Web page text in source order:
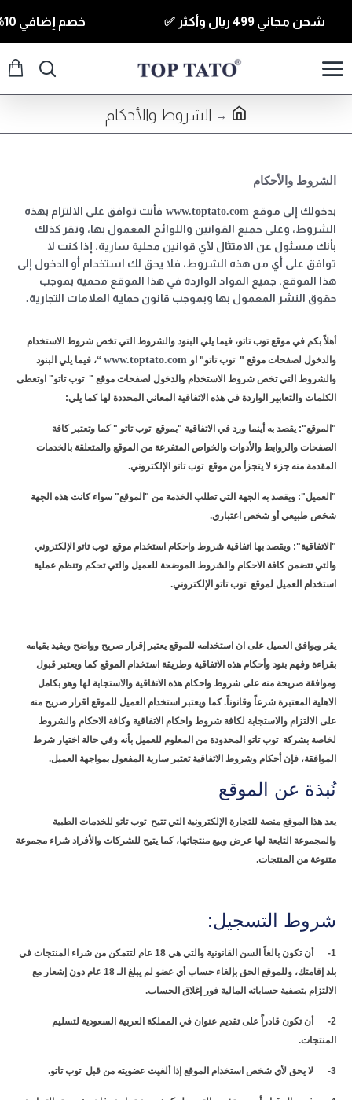
شحن مجاني 499 ريال وأكثر ✅ خصم إضافي 10% للقطع الي قيمتها 350 ريال وأكثر كود ( T10 ) ✅
الشروط والأحكام
الشروط والأحكام
بدخولك إلى موقع www.toptato.com فأنت توافق على الالتزام بهذه
الشروط، وعلى جميع القوانين واللوائح المعمول بها، وتقر كذلك
بأنك مسئول عن الامتثال لأي قوانين محلية سارية. إذا كنت لا
توافق على أي من هذه الشروط، فلا يحق لك استخدام أو الدخول إلى
هذا الموقع. جميع المواد الواردة في هذا الموقع محمية بموجب
حقوق النشر المعمول بها وبموجب قانون حماية العلامات التجارية.
أهلاً بكم في موقع توب تاتو، فيما يلي البنود والشروط التي تخص شروط الاستخدام
والدخول لصفحات موقع " توب تاتو" او www.toptato.com “، فيما يلي البنود
والشروط التي تخص شروط الاستخدام والدخول لصفحات موقع " توب تاتو" اوتعطى
الكلمات والتعابير الواردة في هذه الاتفاقية المعاني المحددة لها كما يلي:
" الموقع": يقصد به أينما ورد في الاتفاقية "بموقع توب تاتو " كما وتعتبر كافة
الصفحات والروابط والأدوات والخواص المتفرعة من الموقع والمتعلقة بالخدمات
المقدمة منه جزء لا يتجزأ من موقع توب تاتو الإلكتروني.
" العميل": ويقصد به الجهة التي تطلب الخدمة من "الموقع" سواء كانت هذه الجهة
شخص طبيعي أو شخص اعتباري.
" الاتفاقية": ويقصد بها اتفاقية شروط واحكام استخدام موقع توب تاتو الإلكتروني
والتي تتضمن كافة الاحكام والشروط الموضحة للعميل والتي تحكم وتنظم عملية
استخدام العميل لموقع توب تاتو الإلكتروني.
يقر ويوافق العميل على ان استخدامه للموقع يعتبر إقرار صريح وواضح ويفيد بقيامه
بقراءة وفهم بنود وأحكام هذه الاتفاقية وطريقة استخدام الموقع كما ويعتبر قبول
وموافقة صريحة منه على شروط واحكام هذه الاتفاقية والاستجابة لها وهو بكامل
الاهلية المعتبرة شرعاً وقانوناً. كما ويعتبر استخدام العميل للموقع اقرار صريح منه
على الالتزام والاستجابة لكافة شروط واحكام الاتفاقية وكافة الاحكام والشروط
لخاصة بشركة توب تاتو المحدودة من المعلوم للعميل بأنه وفي حالة اختيار شرط
الموافقة، فإن أحكام وشروط الاتفاقية تعتبر سارية المفعول بمواجهة العميل.
نُبذة عن الموقع
يعد هذا الموقع منصة للتجارة الإلكترونية التي تتيح توب تاتو للخدمات الطبية
والمجموعة التابعة لها عرض وبيع منتجاتها، كما يتيح للشركات والأفراد شراء مجموعة
متنوعة من المنتجات.
شروط التسجيل:
1- أن تكون بالغاً السن القانونية والتي هي 18 عام لتتمكن من شراء المنتجات في
بلد إقامتك، وللموقع الحق بإلغاء حساب أي عضو لم يبلغ الـ 18 عام دون إشعار مع
الالتزام بتصفية حساباته المالية فور إغلاق الحساب.
2- أن تكون قادراً على تقديم عنوان في المملكة العربية السعودية لتسليم
المنتجات.
3- لا يحق لأي شخص استخدام الموقع إذا ألغيت عضويته من قبل توب تاتو.